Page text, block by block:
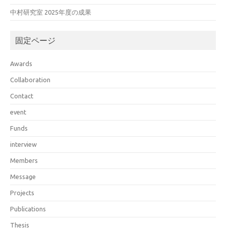
中村研究室 2025年度の成果
固定ページ
Awards
Collaboration
Contact
event
Funds
interview
Members
Message
Projects
Publications
Thesis